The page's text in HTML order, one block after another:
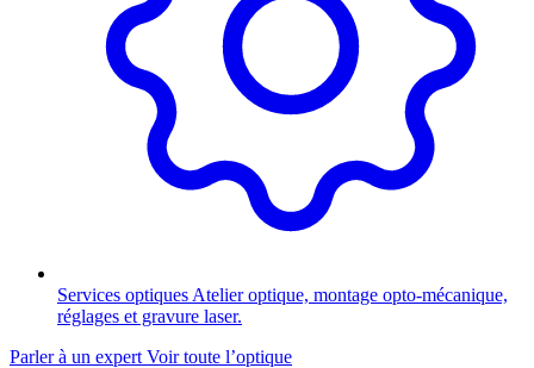
Services optiques Atelier optique, montage opto-mécanique,
réglages et gravure laser.
Parler à un expert Voir toute l’optique